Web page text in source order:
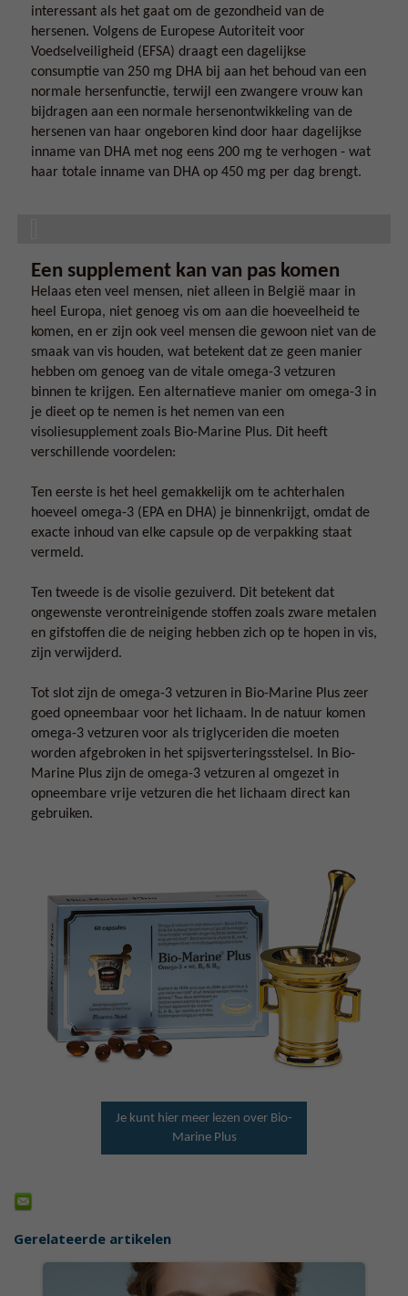
interessant als het gaat om de gezondheid van de
hersenen. Volgens de Europese Autoriteit voor
Voedselveiligheid (EFSA) draagt een dagelijkse
consumptie van 250 mg DHA bij aan het behoud van een
normale hersenfunctie, terwijl een zwangere vrouw kan
bijdragen aan een normale hersenontwikkeling van de
hersenen van haar ongeboren kind door haar dagelijkse
inname van DHA met nog eens 200 mg te verhogen - wat
haar totale inname van DHA op 450 mg per dag brengt.
Een supplement kan van pas komen
Helaas eten veel mensen, niet alleen in België maar in
heel Europa, niet genoeg vis om aan die hoeveelheid te
komen, en er zijn ook veel mensen die gewoon niet van de
smaak van vis houden, wat betekent dat ze geen manier
hebben om genoeg van de vitale omega-3 vetzuren
binnen te krijgen. Een alternatieve manier om omega-3 in
je dieet op te nemen is het nemen van een
visoliesupplement zoals Bio-Marine Plus. Dit heeft
verschillende voordelen:
Ten eerste is het heel gemakkelijk om te achterhalen
hoeveel omega-3 (EPA en DHA) je binnenkrijgt, omdat de
exacte inhoud van elke capsule op de verpakking staat
vermeld.
Ten tweede is de visolie gezuiverd. Dit betekent dat
ongewenste verontreinigende stoffen zoals zware metalen
en gifstoffen die de neiging hebben zich op te hopen in vis,
zijn verwijderd.
Tot slot zijn de omega-3 vetzuren in Bio-Marine Plus zeer
goed opneembaar voor het lichaam. In de natuur komen
omega-3 vetzuren voor als triglyceriden die moeten
worden afgebroken in het spijsverteringsstelsel. In Bio-
Marine Plus zijn de omega-3 vetzuren al omgezet in
opneembare vrije vetzuren die het lichaam direct kan
gebruiken.
Je kunt hier meer lezen over Bio-
Marine Plus
Gerelateerde artikelen